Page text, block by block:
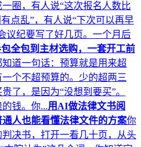
圈，有人说“这次报名人数比
点乱”，有人说“下次可以再早
议纪要写了好几页。一个月后
全包到主材选购，一套开工前
道一句话：预算就是用来超
个不超预算的。少的超两三
了，是因为“没想到要买”。
钱。你...用AI做法律文书阅
人也能看懂法律文件的方案你
决书，打开一看几十页，从头